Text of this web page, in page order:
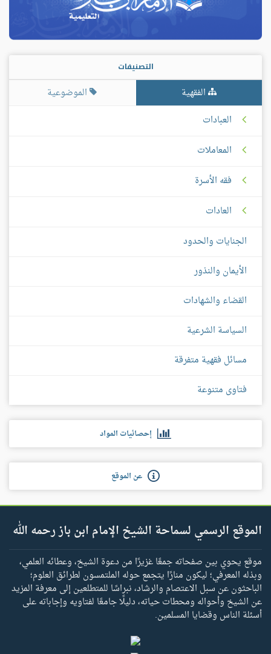
التصنيفات
الفقهية
الموضوعية
العبادات
المعاملات
فقه الأسرة
العادات
الجنايات والحدود
الأيمان والنذور
القضاء والشهادات
السياسة الشرعية
مسائل فقهية متفرقة
فتاوى متنوعة
إحصائيات المواد
عن الموقع
الموقع الرسمي لسماحة الشيخ الإمام ابن باز رحمه الله
موقع يحوي بين صفحاته جمعًا غزيرًا من دعوة الشيخ، وعطائه العلمي،
وبذله المعرفي؛ ليكون منارًا يتجمع حوله الملتمسون لطرائق العلوم؛
الباحثون عن سبل الاعتصام والرشاد، نبراسًا للمتطلعين إلى معرفة المزيد
عن الشيخ وأحواله ومحطات حياته، دليلًا جامعًا لفتاويه وإجاباته على
أسئلة الناس وقضايا المسلمين.